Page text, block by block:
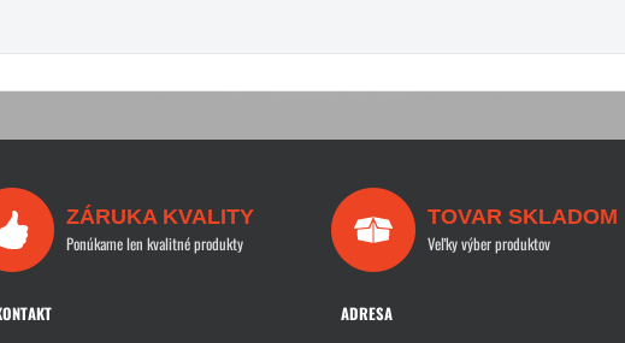
ZÁRUKA KVALITY
Ponúkame len kvalitné produkty
TOVAR SKLADOM
Veľky výber produktov
ADRESA